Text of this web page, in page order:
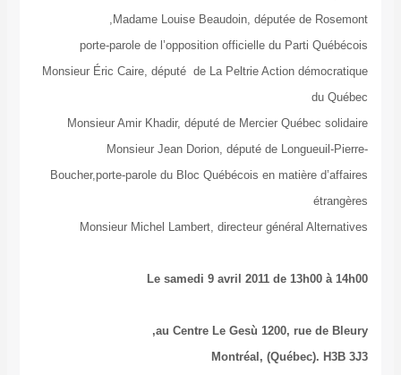
Madame Louise Beaudoin, députée de
porte-parole de l’opposition officielle du Parti
Monsieur Éric Caire, député de La Peltrie Action
Monsieur Amir Khadir, député de Mercier
Monsieur Jean Dorion, député de
Boucher,porte-parole du Bloc Québécois en
Monsieur Michel Lambert, directeur général
Le samedi 9 avril 2011 de
au Centre Le Gesù 1200,
Montréal,